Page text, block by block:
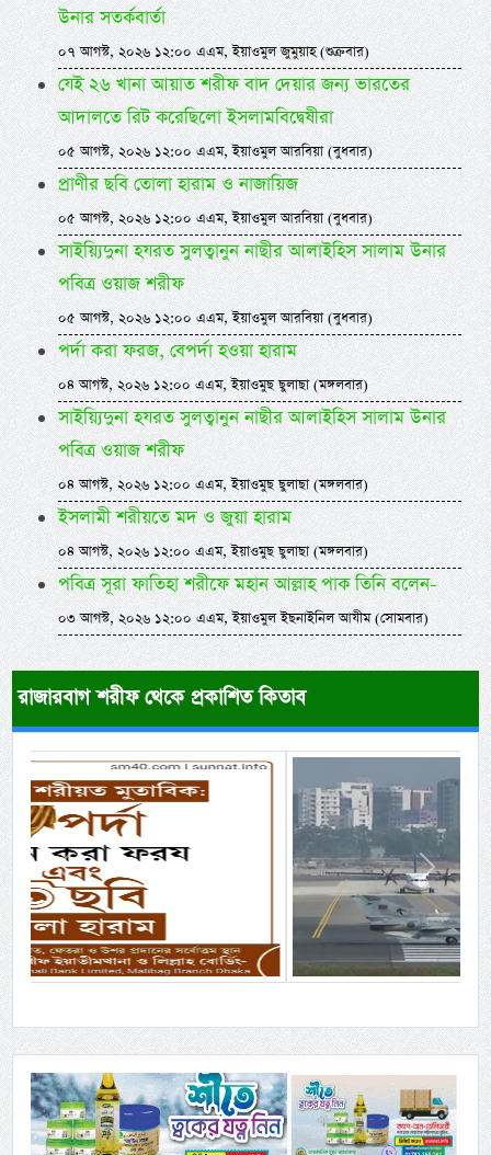
উনার সতর্কবার্তা
০৭ আগস্ট, ২০২৬ ১২:০০ এএম, ইয়াওমুল জুমুয়াহ (শুক্রবার)
যেই ২৬ খানা আয়াত শরীফ বাদ দেয়ার জন্য ভারতের
আদালতে রিট করেছিলো ইসলামবিদ্বেষীরা
০৫ আগস্ট, ২০২৬ ১২:০০ এএম, ইয়াওমুল আরবিয়া (বুধবার)
প্রাণীর ছবি তোলা হারাম ও নাজায়িজ
০৫ আগস্ট, ২০২৬ ১২:০০ এএম, ইয়াওমুল আরবিয়া (বুধবার)
সাইয়্যিদুনা হযরত সুলত্বানুন নাছীর আলাইহিস সালাম উনার
পবিত্র ওয়াজ শরীফ
০৫ আগস্ট, ২০২৬ ১২:০০ এএম, ইয়াওমুল আরবিয়া (বুধবার)
পর্দা করা ফরজ, বেপর্দা হওয়া হারাম
০৪ আগস্ট, ২০২৬ ১২:০০ এএম, ইয়াওমুছ ছুলাছা (মঙ্গলবার)
সাইয়্যিদুনা হযরত সুলত্বানুন নাছীর আলাইহিস সালাম উনার
পবিত্র ওয়াজ শরীফ
০৪ আগস্ট, ২০২৬ ১২:০০ এএম, ইয়াওমুছ ছুলাছা (মঙ্গলবার)
ইসলামী শরীয়তে মদ ও জুয়া হারাম
০৪ আগস্ট, ২০২৬ ১২:০০ এএম, ইয়াওমুছ ছুলাছা (মঙ্গলবার)
পবিত্র সূরা ফাতিহা শরীফে মহান আল্লাহ পাক তিনি বলেন-
০৩ আগস্ট, ২০২৬ ১২:০০ এএম, ইয়াওমুল ইছনাইনিল আযীম (সোমবার)
রাজারবাগ শরীফ থেকে প্রকাশিত কিতাব
Previous Next